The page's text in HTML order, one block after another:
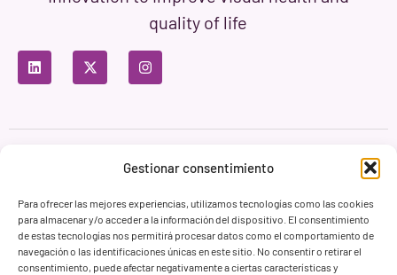
Gestionar consentimiento
Para ofrecer las mejores experiencias, utilizamos tecnologías como las cookies
para almacenar y/o acceder a la información del dispositivo. El consentimiento
de estas tecnologías nos permitirá procesar datos como el comportamiento de
navegación o las identificaciones únicas en este sitio. No consentir o retirar el
consentimiento, puede afectar negativamente a ciertas características y
quality of life
Privacy Policy Terms of Use
Cookie Policy